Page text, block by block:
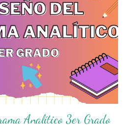
pautas de trabajo acorde a sus
Agradecemos a los
archivos ya que gracias a su
gozar de estas planeaciones
nosotros solo los compartimos con
Analítico 3er Grado